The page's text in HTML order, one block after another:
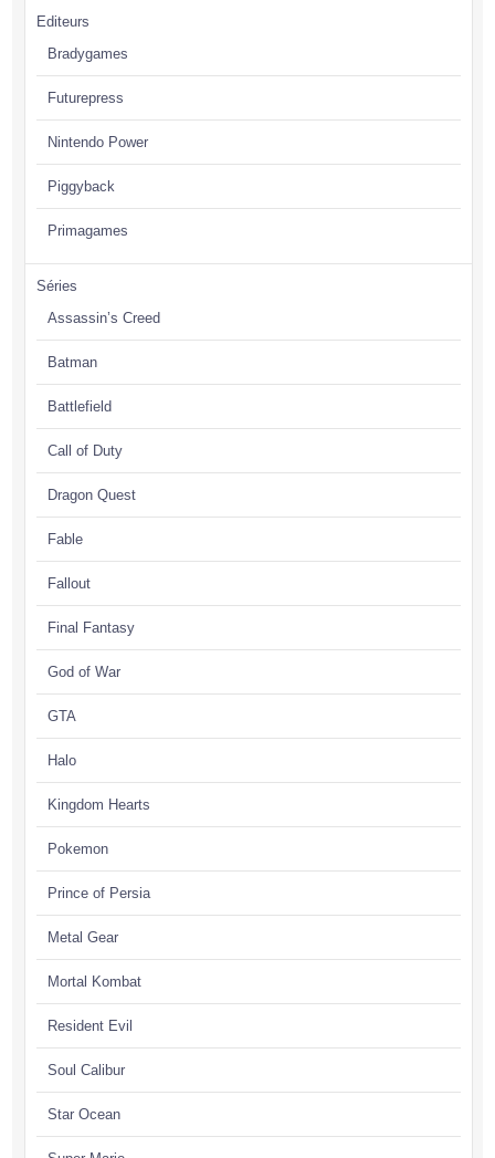
Editeurs
Bradygames
Futurepress
Nintendo Power
Piggyback
Primagames
Séries
Assassin’s Creed
Batman
Battlefield
Call of Duty
Dragon Quest
Fable
Fallout
Final Fantasy
God of War
GTA
Halo
Kingdom Hearts
Pokemon
Prince of Persia
Metal Gear
Mortal Kombat
Resident Evil
Soul Calibur
Star Ocean